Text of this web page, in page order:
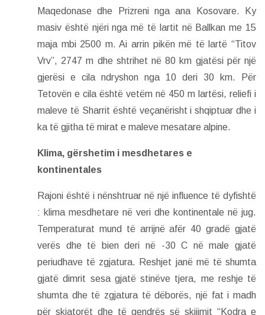
Maqedonase dhe Prizreni nga ana Kosovare. Ky
masiv është njëri nga më të lartit në Ballkan me 15
maja mbi 2500 m. Ai arrin pikën më të lartë “Titov
Vrv”, 2747 m dhe shtrihet në 80 km gjatësi për një
gjerësi e cila ndryshon nga 10 deri 30 km. Për
Tetovën e cila është vetëm në 450 m lartësi, reliefi i
maleve të Sharrit është veçanërisht i shqiptuar dhe i
ka të gjitha të mirat e maleve mesatare alpine.
Klima, gërshetim i mesdhetares e
kontinentales
Rajoni është i nënshtruar në një influence të dyfishtë
: klima mesdhetare në veri dhe kontinentale në jug.
Temperaturat mund të arrijnë afër 40 gradë gjatë
verës dhe të bien deri në -30 C në male gjatë
periudhave të zgjatura. Reshjet janë më të shumta
gjatë dimrit sesa gjatë stinëve tjera, me reshje të
shumta dhe të zgjatura të dëborës, një fat i madh
për skiatorët dhe të qendrës së skijimit “Kodra e